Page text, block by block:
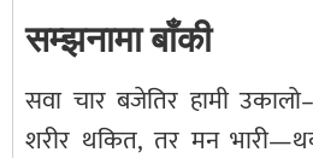
सम्झनामा बाँकी
सवा चार बजेतिर हामी
शरीर थकित, तर मन